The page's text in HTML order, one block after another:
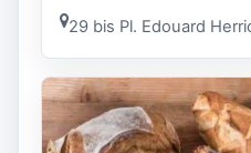
29 bis Pl. Edouard